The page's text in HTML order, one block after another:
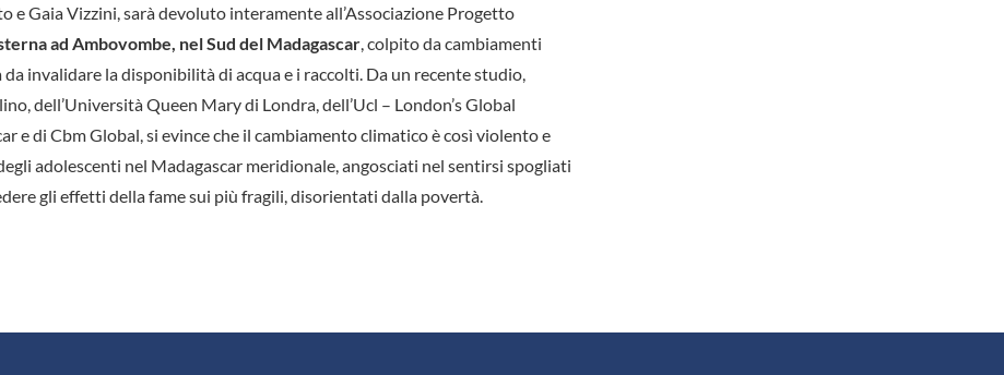
e Gaia Vizzini, sarà devoluto interamente all’Associazione Progetto
ad Ambovombe, nel Sud del Madagascar, colpito da cambiamenti
invalidare la disponibilità di acqua e i raccolti. Da un recente studio,
dell’Università Queen Mary di Londra, dell’Ucl – London’s Global
e di Cbm Global, si evince che il cambiamento climatico è così violento e
adolescenti nel Madagascar meridionale, angosciati nel sentirsi spogliati
gli effetti della fame sui più fragili, disorientati dalla povertà.